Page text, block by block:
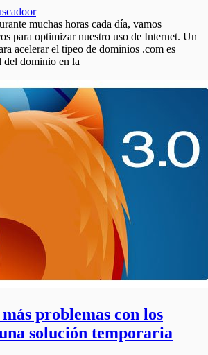
muchas horas cada día, vamos
para optimizar nuestro uso de Internet. Un
acelerar el tipeo de dominios .com es
del dominio en la
problemas con los
solución temporaria